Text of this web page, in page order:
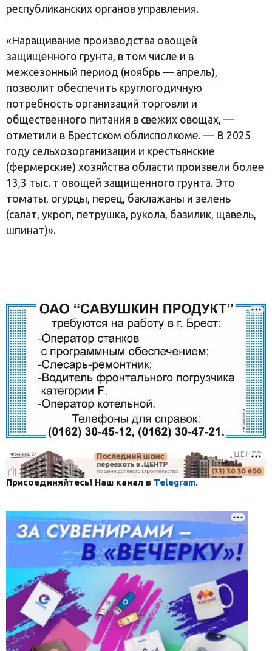
республиканских органов управления.
«Наращивание производства овощей
защищенного грунта, в том числе и в
межсезонный период (ноябрь — апрель),
позволит обеспечить круглогодичную
потребность организаций торговли и
общественного питания в свежих овощах, —
отметили в Брестском облисполкоме. — В 2025
году сельхозорганизации и крестьянские
(фермерские) хозяйства области произвели более
13,3 тыс. т овощей защищенного грунта. Это
томаты, огурцы, перец, баклажаны и зелень
(салат, укроп, петрушка, рукола, базилик, щавель,
шпинат)».
Присоединяйтесь! Наш канал в Telegram.